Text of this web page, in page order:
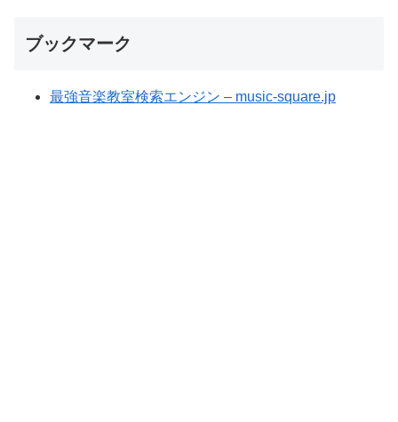
ブックマーク
最強音楽教室検索エンジン – music-square.jp